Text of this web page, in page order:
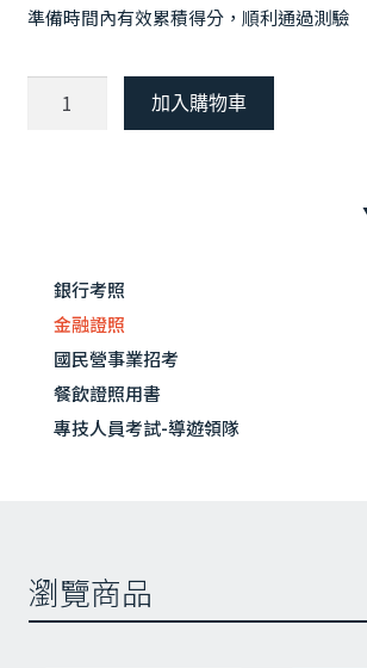
準備時間內有效累積得分，順利通過測驗
【115
測
驗
加入購物車
益嚴謹，債權委外催收已成為考試中不可
忽視的重要主題，本書依據最新法規架構
與實務規範，系統化整理債權委外催收之
制度設計、作業流程、風險控管及責任歸
屬等必考重點
第四篇 消費者保護相關法令
第五篇 客訴處理及控管
銀行考照
金融證照
國民營事業招考
餐飲證照用書
專技人員考試-導遊領隊
瀏覽商品